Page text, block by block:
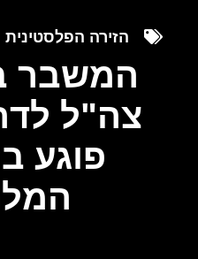
הזירה הפלסטינית
המשבר
צה"ל
פוגע